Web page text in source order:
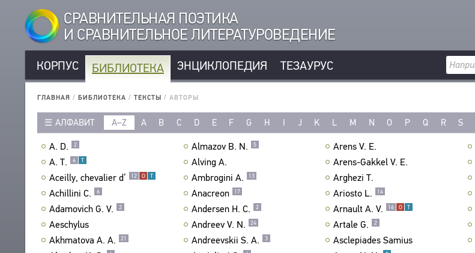
СРАВНИТЕЛЬНАЯ ПОЭТИКА
И СРАВНИТЕЛЬНОЕ ЛИТЕРАТУРОВЕДЕНИЕ
КОРПУС БИБЛИОТЕКА ЭНЦИКЛОПЕДИЯ ТЕЗАУРУС
ГЛАВНАЯ / БИБЛИОТЕКА / ТЕКСТЫ / АВТОРЫ
АЛФАВИТ A–Z A B C D E F G H I J K L M N O P Q R S
A. D. 2
A. T. 6 Т
Aceilly, chevalier d’ 12 О Т
Achillini C. 6
Adamovich G. V. 2
Aeschylus
Akhmatova A. A.
21
Almazov B. N. 5
Alving A.
Ambrogini A.
13
Anacreon 17
Andersen H. C. 2
Andreev V. N. 24
Andreevskii S. A. 3
Arens V. E.
Arens-Gakkel V. E.
Arghezi T.
Ariosto L.
14
Arnault A. V. 16 О Т
Artale G. 2
Asclepiades Samius
КОРПУС
РУССКОЯЗЫЧНЫЕ ПРОИЗВЕДЕНИЯ
ИНОЯЗЫЧНЫЕ ПРОИЗВЕДЕНИЯ
МЕТРИКА
СТРОФИКА
ЯЗЫКИ
РЕЧЕВЫЕ ФОРМЫ
ТИПЫ
КОЛИЧЕСТВО ПЕРЕВОДОВ
БИБЛИОТЕКА
ТЕКСТЫ
АВТОРЫ
ПРОИЗВЕДЕНИЯ
ИЗДАНИЯ
ИССЛЕДОВАНИЯ
АВТОРЫ
ПРОИЗВЕДЕНИЯ
ИЗДАНИЯ